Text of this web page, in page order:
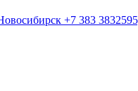
+7 383